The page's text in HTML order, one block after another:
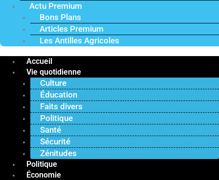
Actu Premium
Bons Plans
Articles Premium
Les Antilles Agricoles
Accueil
Vie quotidienne
Culture
Éducation
Faits divers
Politique
Santé
Sécurité
Zénitudes
Politique
Économie